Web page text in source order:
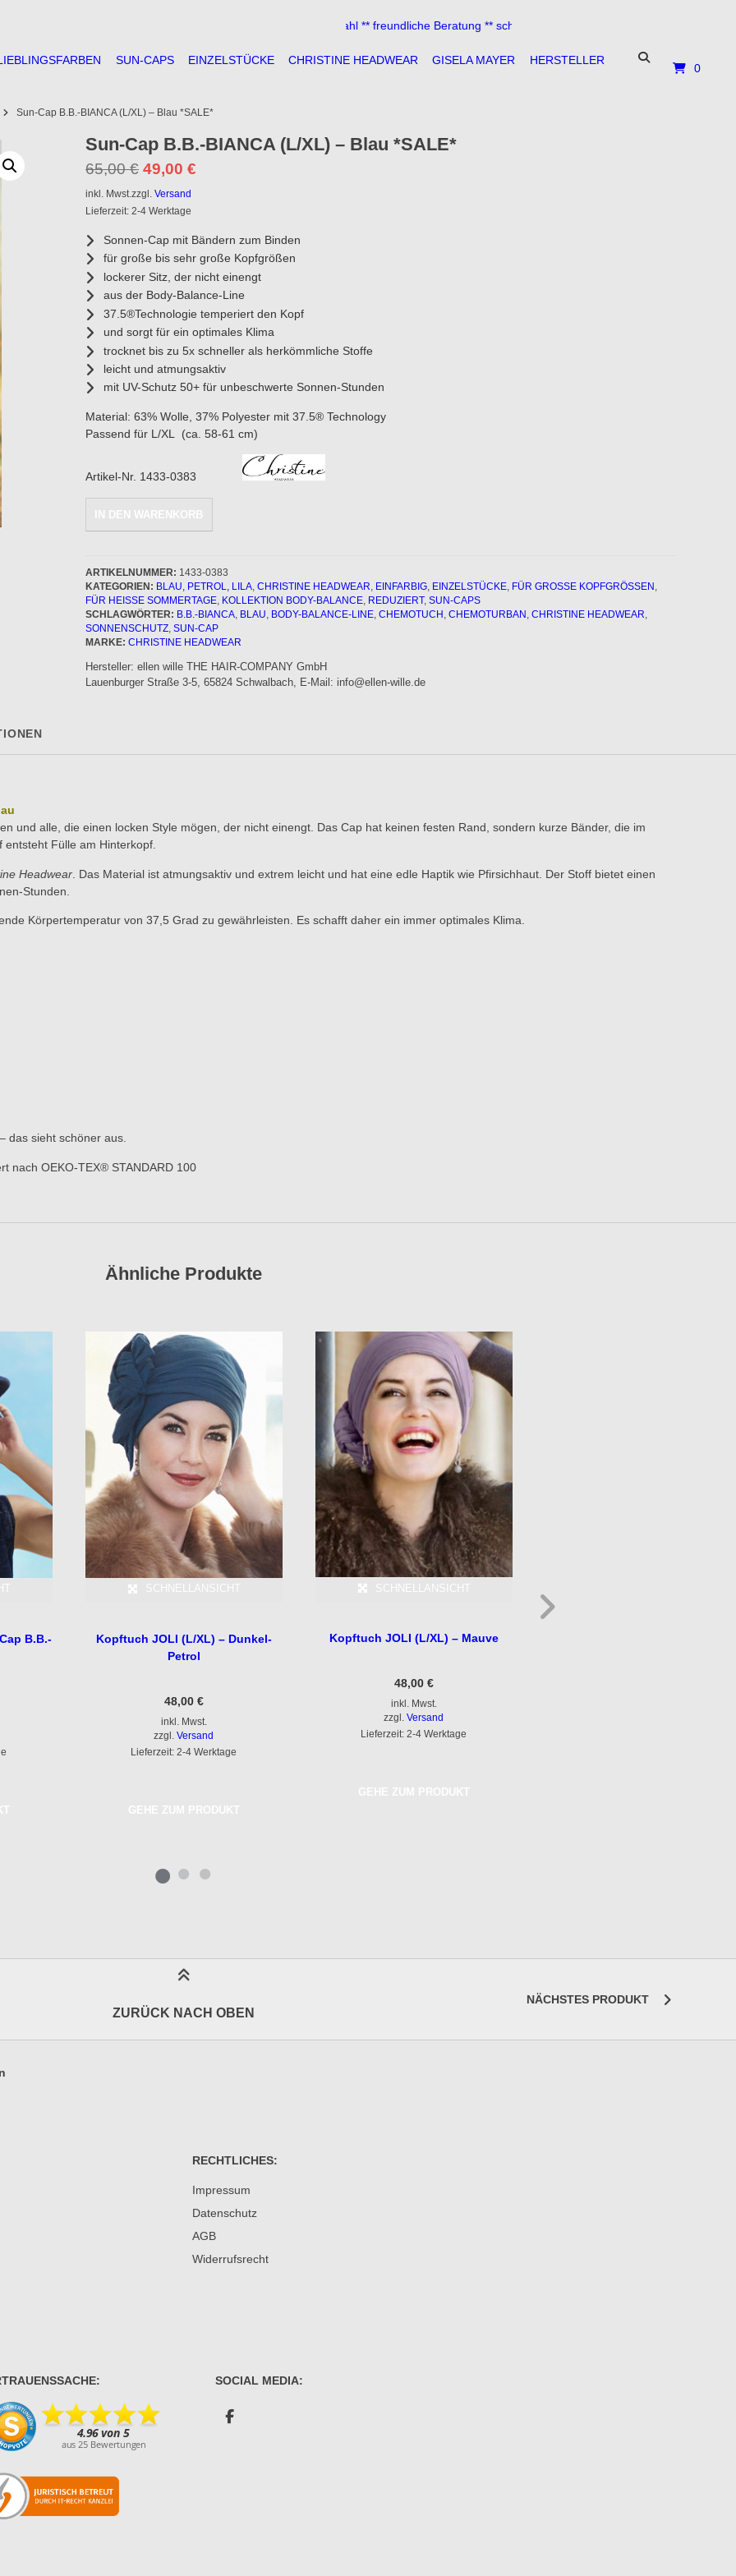
** große Auswahl ** freundliche Beratung ** schneller Versand **
SUN-CAPS EINZELSTÜCKE CHRISTINE HEADWEAR GISELA MAYER
HERSTELLER
0
Sun-Cap B.B.-BIANCA (L/XL) – Blau *SALE*
Sun-Cap B.B.-BIANCA (L/XL) – Blau *SALE*
65,00€ Ursprünglicher
Preis
war:
65,00 €
49,00 €
49,00 €.
inkl. Mwst. zzgl. Versand
Lieferzeit: 2-4 Werktage
Sonnen-Cap mit Bändern zum Binden
für große bis sehr große Kopfgrößen
lockerer Sitz, der nicht einengt
aus der Body-Balance-Line
37.5®Technologie temperiert den Kopf
und sorgt für ein optimales Klima
trocknet bis zu 5x schneller als herkömmliche Stoffe
leicht und atmungsaktiv
mit UV-Schutz 50+ für unbeschwerte Sonnen-Stunden
Material: 63% Wolle, 37% Polyester mit 37.5® Technology
Passend für L/XL (ca. 58-61 cm)
Artikel-Nr. 1433-0383
Cap
(L/XL)
-
Blau
*SALE*
Menge
IN DEN WARENKORB
ARTIKELNUMMER: 1433-0383
KATEGORIEN: BLAU, PETROL, LILA CHRISTINE HEADWEAR EINFARBIG EINZELSTÜCKE FÜR GROSSE KOPFGRÖSSEN
FÜR HEISSE SOMMERTAGE
KOLLEKTION BODY-BALANCE REDUZIERT, SUN-CAPS
SCHLAGWÖRTER: B.B.-BIANCA BLAU BODY-BALANCE-LINE CHEMOTUCH CHEMOTURBAN CHRISTINE HEADWEAR
SONNENSCHUTZ SUN-CAP
MARKE: CHRISTINE HEADWEAR
Hersteller: ellen wille THE HAIR-COMPANY GmbH
Lauenburger Straße 3-5, 65824 Schwalbach, E-Mail: info@ellen-wille.de
und alle, die einen locken Style mögen, der nicht einengt. Das Cap hat keinen festen Rand, sondern kurze Bänder, die im
Fülle am Hinterkopf.
Headwear. Das Material ist atmungsaktiv und extrem leicht und hat eine edle Haptik wie Pfirsichhaut. Der Stoff bietet einen
Stunden.
Körpertemperatur von 37,5 Grad zu gewährleisten. Es schafft daher ein immer optimales Klima.
das sieht schöner aus.
nach OEKO-TEX® STANDARD 100
Ähnliche Produkte
B.B.-
SCHNELLANSICHT
Kopftuch JOLI (L/XL) – Dunkel-
Petrol
48,00 €
inkl. Mwst.
zzgl.Versand
Lieferzeit: 2-4 Werktage
SCHNELLANSICHT
Kopftuch JOLI (L/XL) – Mauve
48,00 €
inkl. Mwst.
zzgl.Versand
Lieferzeit: 2-4 Werktage
NÄCHSTES PRODUKT
ZURÜCK NACH OBEN
RECHTLICHES:
Impressum
Datenschutz
AGB
Widerrufsrecht
SOCIAL MEDIA: